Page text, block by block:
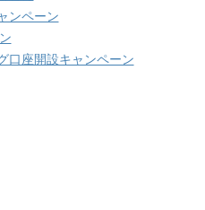
ンペーン
口座開設キャンペーン